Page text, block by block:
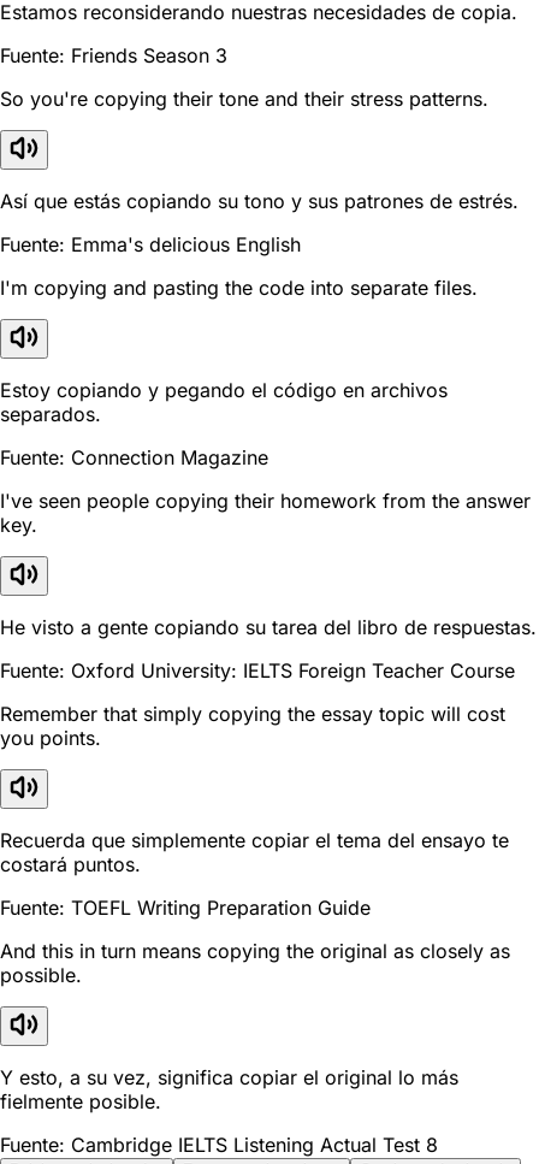
Estamos reconsiderando nuestras necesidades de copia.
Fuente: Friends Season 3
So you're copying their tone and their stress patterns.
Así que estás copiando su tono y sus patrones de estrés.
Fuente: Emma's delicious English
I'm copying and pasting the code into separate files.
Estoy copiando y pegando el código en archivos
separados.
Fuente: Connection Magazine
I've seen people copying their homework from the answer
key.
He visto a gente copiando su tarea del libro de respuestas.
Fuente: Oxford University: IELTS Foreign Teacher Course
Remember that simply copying the essay topic will cost
you points.
Recuerda que simplemente copiar el tema del ensayo te
costará puntos.
Fuente: TOEFL Writing Preparation Guide
And this in turn means copying the original as closely as
possible.
Y esto, a su vez, significa copiar el original lo más
fielmente posible.
Fuente: Cambridge IELTS Listening Actual Test 8